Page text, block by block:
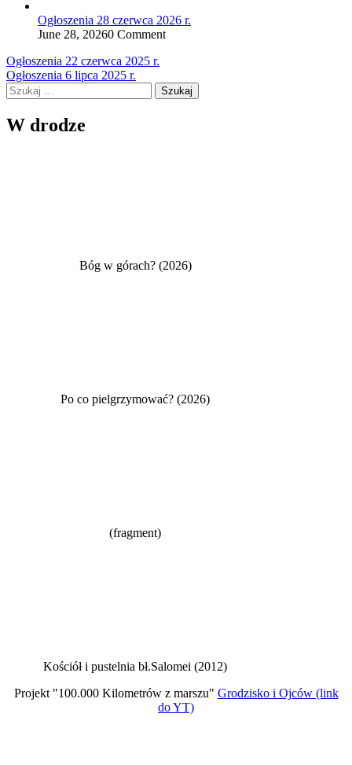
Ogłoszenia 28 czerwca 2026 r.
June 28, 20260 Comment
Nawigacja
wpisu
Ogłoszenia 22 czerwca 2025 r.
Ogłoszenia 6 lipca 2025 r.
Szukaj:
W drodze
Bóg w górach? (2026)
Po co pielgrzymować? (2026)
(fragment)
Kościół i pustelnia bł.Salomei (2012)
Projekt "100.000 Kilometrów z marszu" Grodzisko i Ojców (link
do YT)